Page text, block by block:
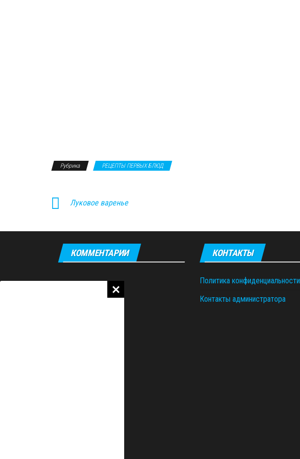
Рубрика РЕЦЕПТЫ ПЕРВЫХ БЛЮД
Луковое варенье
КОММЕНТАРИИ КОНТАКТЫ
Политика конфиденциальности
Контакты администратора